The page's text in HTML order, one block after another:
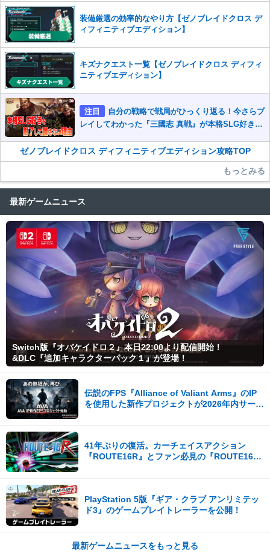
装備厳選の効率的なやり方【ゼノブレイドクロス デ
ィフィニティブエディション】
キズナクエスト一覧【ゼノブレイドクロス ディフィ
ニティブエディション】
注目
自分の戦略で戦局がひっくり返る！今さらプ
レイしてわかった『三國志 真戦』が本格SLG好きを
ゼノブレイドクロス ディフィニティブエディション攻略TOP
もっとみる
最新ゲームニュース
Switch版『オバケイドロ２』本日22:00より配信開始！
&DLC『追加キャラクターパック１』が登場！
伝説のFPS『Alliance of Valiant Arms』のIP
を使用した新作プロジェクトが2026年内サービ
41年ぶりの復活。カーチェイスアクション
『ROUTE16R』とファン必見の『ROUTE16
PlayStation 5版『ギア・クラブ アンリミテッ
ド3』のゲームプレイトレーラーを公開！
最新ゲームニュースをもっと見る